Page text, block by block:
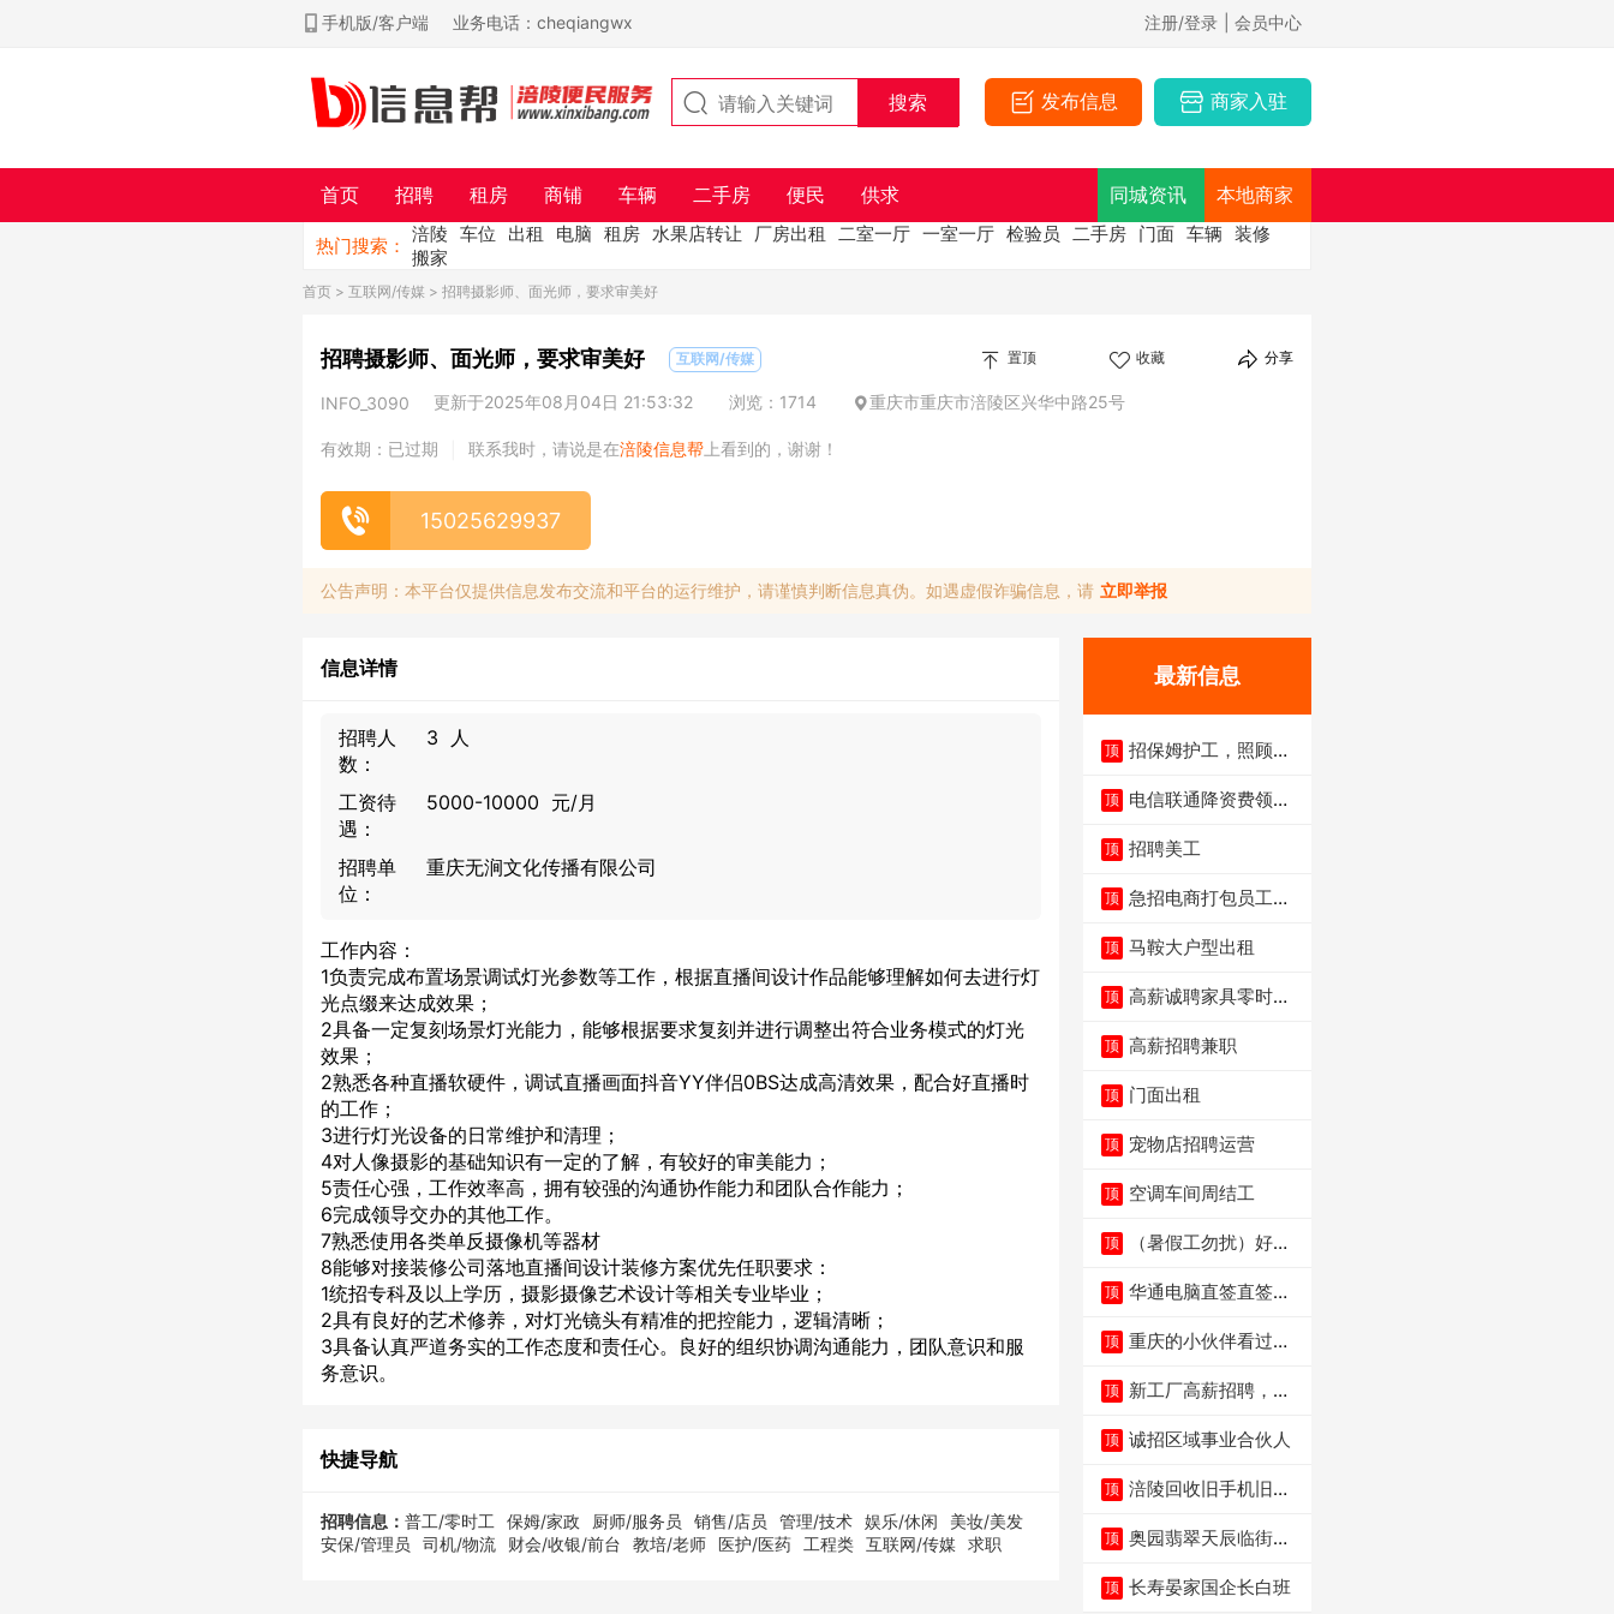
手机版/客户端 业务电话：cheqiangwx 注册/登录 | 会员中心
发布信息 商家入驻
首页 招聘 租房 商铺 车辆 二手房 便民 供求 同城资讯 本地商家
热门搜索：
涪陵 车位 出租 电脑 租房 水果店转让 厂房出租 二室一厅 一室一厅 检验员 二手房 门面 车辆 装修
搬家
首页 > 互联网/传媒 > 招聘摄影师、面光师，要求审美好
招聘摄影师、面光师，要求审美好 互联网/传媒 置顶 收藏 分享
INFO_3090 更新于2025年08月04日 21:53:32 浏览：1714 重庆市重庆市涪陵区兴华中路25号
有效期：已过期 联系我时，请说是在涪陵信息帮 上看到的，谢谢！
15025629937
公告声明：本平台仅提供信息发布交流和平台的运行维护，请谨慎判断信息真伪。如遇虚假诈骗信息，请 立即举报
信息详情
招聘人
数：
3 人
工资待
遇：
5000-10000 元/月
招聘单
位：
重庆无涧文化传播有限公司
工作内容：
1负责完成布置场景调试灯光参数等工作，根据直播间设计作品能够理解如何去进行灯
光点缀来达成效果；
2具备一定复刻场景灯光能力，能够根据要求复刻并进行调整出符合业务模式的灯光
效果；
2熟悉各种直播软硬件，调试直播画面抖音YY伴侣0BS达成高清效果，配合好直播时
的工作；
3进行灯光设备的日常维护和清理；
4对人像摄影的基础知识有一定的了解，有较好的审美能力；
5责任心强，工作效率高，拥有较强的沟通协作能力和团队合作能力；
6完成领导交办的其他工作。
7熟悉使用各类单反摄像机等器材
8能够对接装修公司落地直播间设计装修方案优先任职要求：
1统招专科及以上学历，摄影摄像艺术设计等相关专业毕业；
2具有良好的艺术修养，对灯光镜头有精准的把控能力，逻辑清晰；
3具备认真严道务实的工作态度和责任心。良好的组织协调沟通能力，团队意识和服
务意识。
快捷导航
招聘信息： 普工/零时工 保姆/家政 厨师/服务员 销售/店员 管理/技术 娱乐/休闲
美妆/美发
安保/管理员
司机/物流 财会/收银/前台 教培/老师 医护/医药 工程类 互联网/传媒 求职
最新信息
顶 招保姆护工，照顾病
顶 电信联通降资费领价
顶 招聘美工
顶 急招电商打包员工作
顶 马鞍大户型出租
顶 高薪诚聘家具零时促
顶 高薪招聘兼职
顶 门面出租
顶 宠物店招聘运营
顶 空调车间周结工
顶
（暑假工勿扰）好想
顶 华通电脑直签直签直
顶 重庆的小伙伴看过
本
顶 新工厂高薪招聘，普
顶 诚招区域事业合伙人
顶 涪陵回收旧手机旧电
顶 奥园翡翠天辰临街餐
顶 长寿晏家国企长白班